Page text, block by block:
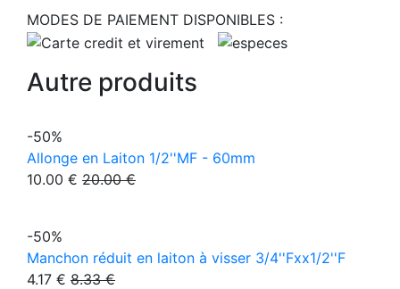
MODES DE PAIEMENT DISPONIBLES :
Autre produits
-50%
Allonge en Laiton 1/2''MF - 60mm
10.00 € 20.00 €
-50%
Manchon réduit en laiton à visser 3/4''Fxx1/2''F
4.17 € 8.33 €